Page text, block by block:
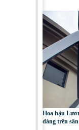
Hoa hậu
dáng trên